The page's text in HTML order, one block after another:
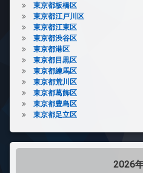
東京都板橋区
東京都江戸川区
東京都江東区
東京都渋谷区
東京都港区
東京都目黒区
東京都練馬区
東京都荒川区
東京都葛飾区
東京都豊島区
東京都足立区
2026